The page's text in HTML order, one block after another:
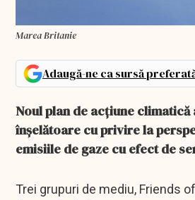
Marea Britanie
Adaugă-ne ca sursă
Noul plan de acțiune
înșelătoare cu privire la
emisiile de gaze cu efect de
Trei grupuri de mediu, Friends